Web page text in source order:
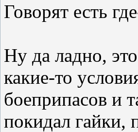
Говорят есть
Ну да ладно,
какие-то
боеприпасов и
покидал гайки,